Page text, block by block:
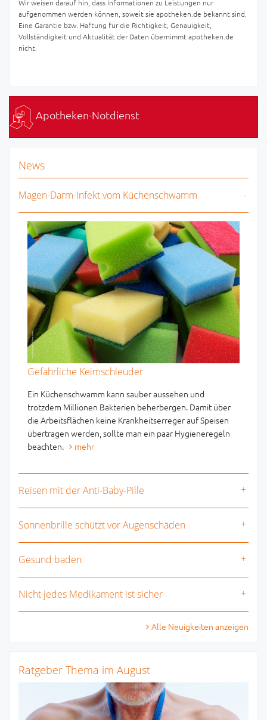
Wir weisen darauf hin, dass Informationen zu Leistungen nur
aufgenommen werden können, soweit sie apotheken.de bekannt sind.
Eine Garantie bzw. Haftung für die Richtigkeit, Genauigkeit,
Vollständigkeit und Aktualität der Daten übernimmt apotheken.de
nicht.
Apotheken-Notdienst
News
Magen-Darm-Infekt vom Küchenschwamm
Gefährliche Keimschleuder
Ein Küchenschwamm kann sauber aussehen und
trotzdem Millionen Bakterien beherbergen. Damit über
die Arbeitsflächen keine Krankheitserreger auf Speisen
übertragen werden, sollte man ein paar Hygieneregeln
beachten.
mehr
Reisen mit der Anti-Baby-Pille
Sonnenbrille schützt vor Augenschäden
Gesund baden
Nicht jedes Medikament ist sicher
Alle Neuigkeiten anzeigen
Ratgeber Thema im August